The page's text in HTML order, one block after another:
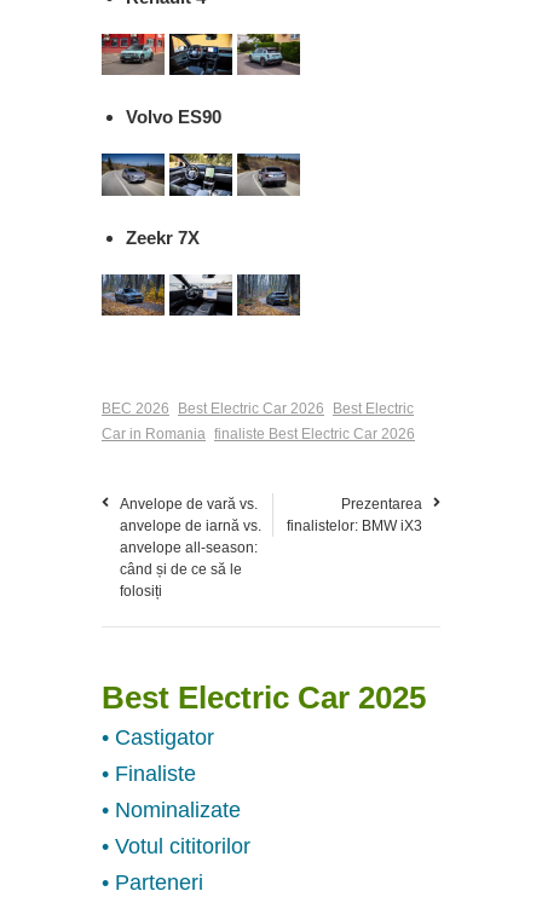
Volvo ES90
Zeekr 7X
BEC 2026 Best Electric Car 2026
Best Electric
Car in Romania finaliste Best Electric Car 2026
Anvelope de vară vs.
anvelope de iarnă vs.
anvelope all-season:
când și de ce să le
folosiți
Prezentarea
finalistelor: BMW iX3
Best Electric Car 2025
• Castigator
• Finaliste
• Nominalizate
• Votul cititorilor
• Parteneri